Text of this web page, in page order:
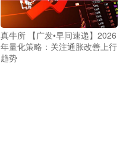
真牛所 【广发•早间速递】2026
年量化策略：关注通胀改善上行
趋势